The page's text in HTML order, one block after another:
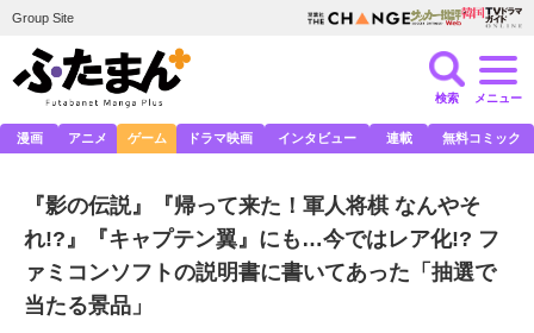
Group Site
検索 メニュー
漫画 アニメ ゲーム ドラマ映画 インタビュー 連載 無料コミック
『影の伝説』『帰って来た！軍人将棋 なんやそ
れ!?』『キャプテン翼』にも…今ではレア化!? フ
ァミコンソフトの説明書に書いてあった「抽選で
当たる景品」